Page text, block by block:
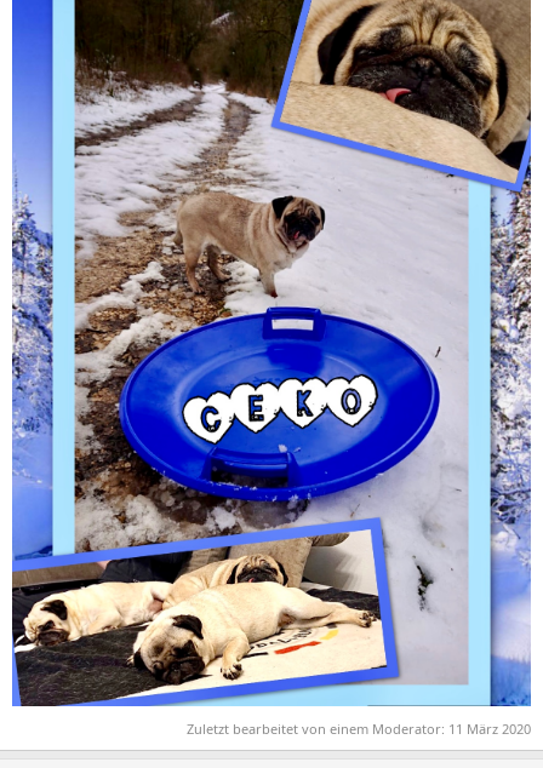
Zuletzt bearbeitet von einem Moderator: 11 März 2020